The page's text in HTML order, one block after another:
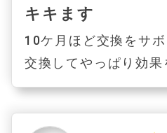
キキます
10ケ月ほど交換をサ
交換してやっぱり効果